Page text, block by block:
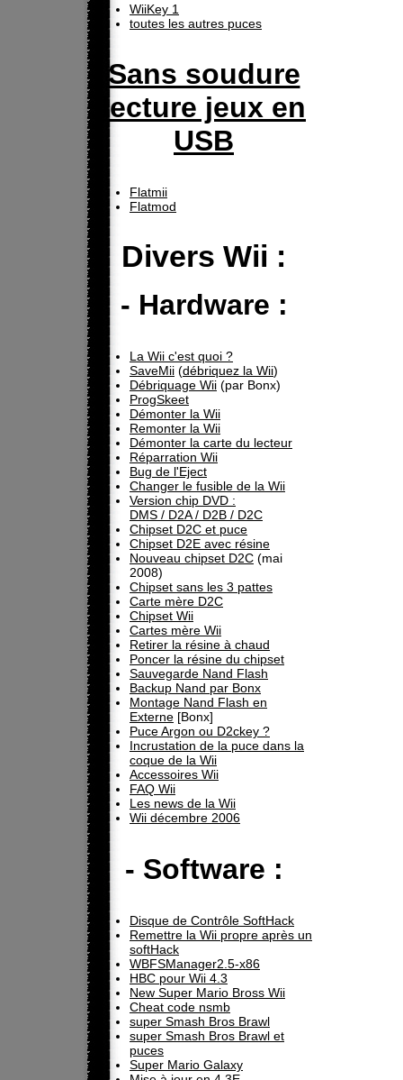
WiiKey 1
toutes les autres puces
Sans soudure
lecture jeux en
USB
Flatmii
Flatmod
Divers Wii :
- Hardware :
La Wii c'est quoi ?
SaveMii (débriquez la Wii)
Débriquage Wii (par Bonx)
ProgSkeet
Démonter la Wii
Remonter la Wii
Démonter la carte du lecteur
Réparration Wii
Bug de l'Eject
Changer le fusible de la Wii
Version chip DVD :
DMS / D2A / D2B / D2C
Chipset D2C et puce
Chipset D2E avec résine
Nouveau chipset D2C (mai
2008)
Chipset sans les 3 pattes
Carte mère D2C
Chipset Wii
Cartes mère Wii
Retirer la résine à chaud
Poncer la résine du chipset
Sauvegarde Nand Flash
Backup Nand par Bonx
Montage Nand Flash en
Externe [Bonx]
Puce Argon ou D2ckey ?
Incrustation de la puce dans la
coque de la Wii
Accessoires Wii
FAQ Wii
Les news de la Wii
Wii décembre 2006
- Software :
Disque de Contrôle SoftHack
Remettre la Wii propre après un
softHack
WBFSManager2.5-x86
HBC pour Wii 4.3
New Super Mario Bross Wii
Cheat code nsmb
super Smash Bros Brawl
super Smash Bros Brawl et
puces
Super Mario Galaxy